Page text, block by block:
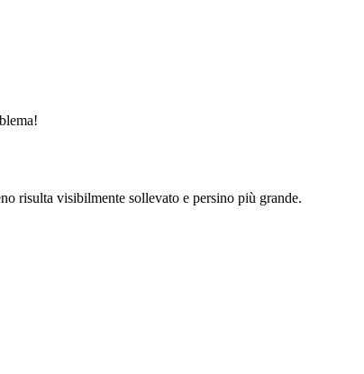
risulta visibilmente sollevato e persino più grande.